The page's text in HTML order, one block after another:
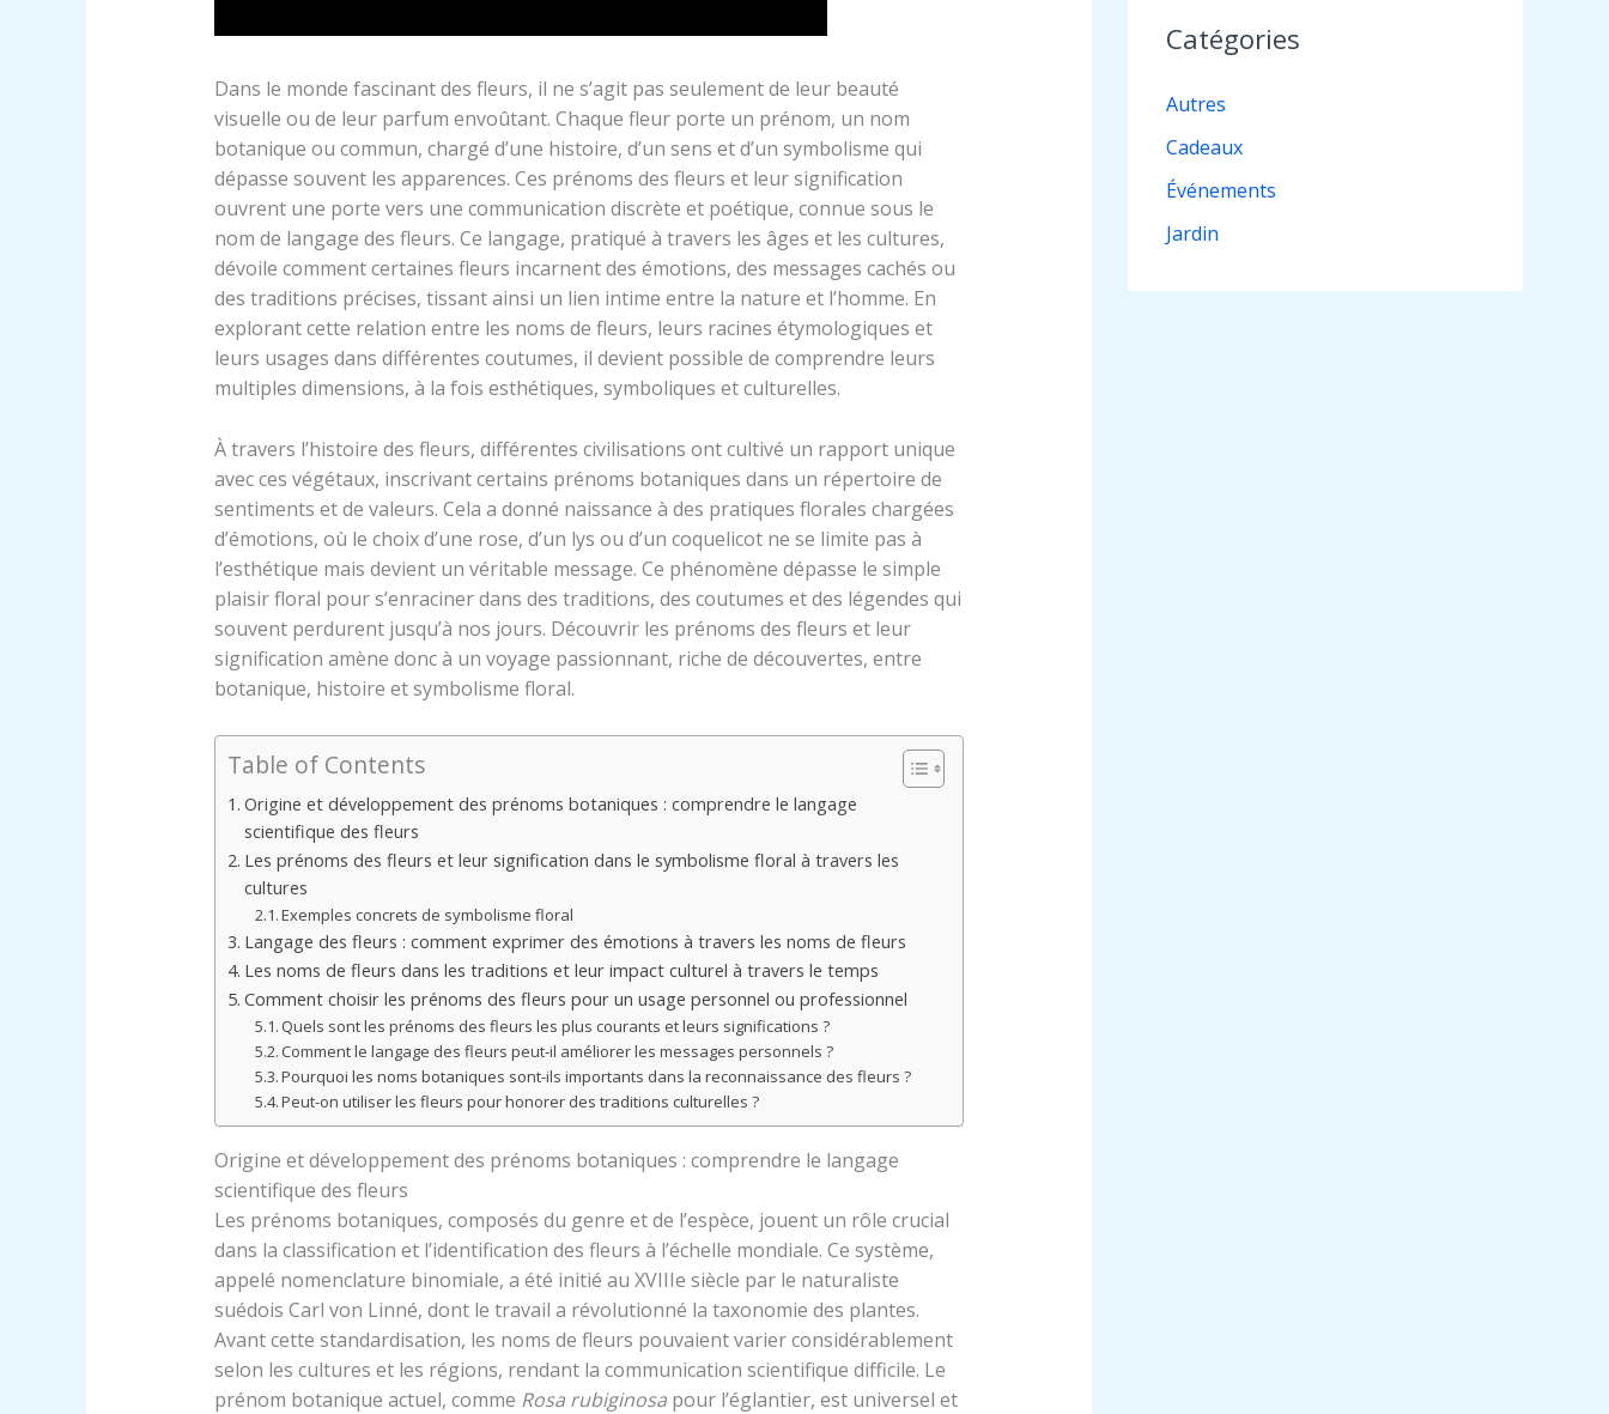
Dans le monde fascinant des fleurs, il ne s’agit pas seulement de leur beauté
visuelle ou de leur parfum envoûtant. Chaque fleur porte un prénom, un nom
botanique ou commun, chargé d’une histoire, d’un sens et d’un symbolisme qui
dépasse souvent les apparences. Ces prénoms des fleurs et leur signification
ouvrent une porte vers une communication discrète et poétique, connue sous le
nom de langage des fleurs. Ce langage, pratiqué à travers les âges et les cultures,
dévoile comment certaines fleurs incarnent des émotions, des messages cachés ou
des traditions précises, tissant ainsi un lien intime entre la nature et l’homme. En
explorant cette relation entre les noms de fleurs, leurs racines étymologiques et
leurs usages dans différentes coutumes, il devient possible de comprendre leurs
multiples dimensions, à la fois esthétiques, symboliques et culturelles.
À travers l’histoire des fleurs, différentes civilisations ont cultivé un rapport unique
avec ces végétaux, inscrivant certains prénoms botaniques dans un répertoire de
sentiments et de valeurs. Cela a donné naissance à des pratiques florales chargées
d’émotions, où le choix d’une rose, d’un lys ou d’un coquelicot ne se limite pas à
l’esthétique mais devient un véritable message. Ce phénomène dépasse le simple
plaisir floral pour s’enraciner dans des traditions, des coutumes et des légendes qui
souvent perdurent jusqu’à nos jours. Découvrir les prénoms des fleurs et leur
signification amène donc à un voyage passionnant, riche de découvertes, entre
botanique, histoire et symbolisme floral.
Table of Contents
Origine et développement des prénoms botaniques : comprendre le langage
scientifique des fleurs
Les prénoms des fleurs et leur signification dans le symbolisme floral à travers les
cultures
Exemples concrets de symbolisme floral
Langage des fleurs : comment exprimer des émotions à travers les noms de fleurs
Les noms de fleurs dans les traditions et leur impact culturel à travers le temps
Comment choisir les prénoms des fleurs pour un usage personnel ou professionnel
Quels sont les prénoms des fleurs les plus courants et leurs significations ?
Comment le langage des fleurs peut-il améliorer les messages personnels ?
Pourquoi les noms botaniques sont-ils importants dans la reconnaissance des fleurs ?
Peut-on utiliser les fleurs pour honorer des traditions culturelles ?
Origine et développement des prénoms botaniques : comprendre le langage
scientifique des fleurs
Les prénoms botaniques, composés du genre et de l’espèce, jouent un rôle crucial
dans la classification et l’identification des fleurs à l’échelle mondiale. Ce système,
appelé nomenclature binomiale, a été initié au XVIIIe siècle par le naturaliste
suédois Carl von Linné, dont le travail a révolutionné la taxonomie des plantes.
Avant cette standardisation, les noms de fleurs pouvaient varier considérablement
selon les cultures et les régions, rendant la communication scientifique difficile. Le
prénom botanique actuel, comme Rosa rubiginosapour l’églantier, est universel et
Catégories
Autres
Cadeaux
Événements
Jardin